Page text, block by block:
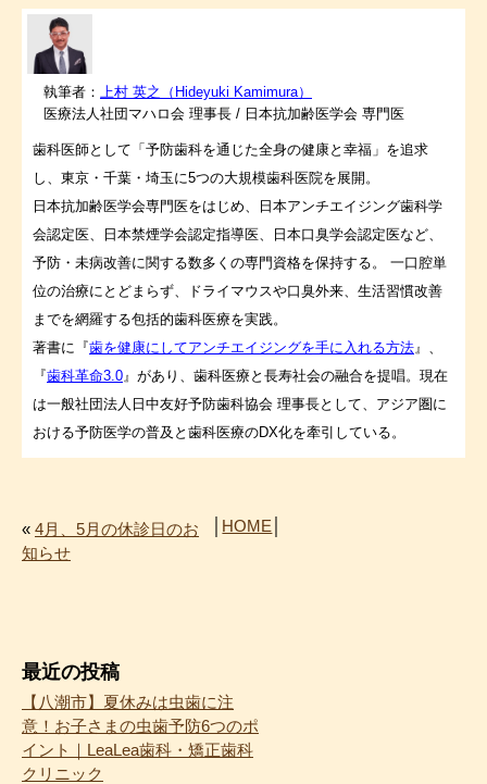
執筆者：
上村 英之（Hideyuki Kamimura）
医療法人社団マハロ会 理事長 / 日本抗加齢医学会 専門医
歯科医師として「予防歯科を通じた全身の健康と幸福」を追求
し、東京・千葉・埼玉に5つの大規模歯科医院を展開。
日本抗加齢医学会専門医をはじめ、日本アンチエイジング歯科学
会認定医、日本禁煙学会認定指導医、日本口臭学会認定医など、
予防・未病改善に関する数多くの専門資格を保持する。 一口腔単
位の治療にとどまらず、ドライマウスや口臭外来、生活習慣改善
までを網羅する包括的歯科医療を実践。
著書に『歯を健康にしてアンチエイジングを手に入れる方法 』、
『歯科革命3.0 』があり、歯科医療と長寿社会の融合を提唱。現在
は一般社団法人日中友好予防歯科協会 理事長として、アジア圏に
おける予防医学の普及と歯科医療のDX化を牽引している。
« 4月、5月の休診日のお
知らせ
HOME
最近の投稿
【八潮市】夏休みは虫歯に注
意！お子さまの虫歯予防6つのポ
イント｜LeaLea歯科・矯正歯科
クリニック